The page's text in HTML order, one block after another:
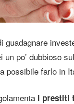
guadagnare
un po’ dubbioso
possibile farlo in
i prestiti